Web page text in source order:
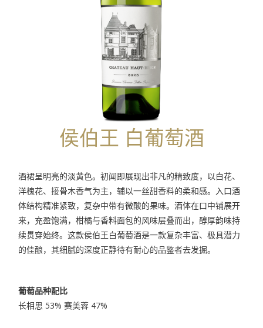
侯伯王 白葡萄酒
酒裙呈明亮的淡黄色。初闻即展现出非凡的精致度，以白花、
洋槐花、接骨木香气为主，辅以一丝甜香料的柔和感。入口酒
体结构精准紧致，复杂中带有微酸的果味。酒体在口中铺展开
来，充盈饱满，柑橘与香料面包的风味层叠而出，醇厚韵味持
续贯穿始终。这款侯伯王白葡萄酒是一款复杂丰富、极具潜力
的佳酿，其细腻的深度正静待有耐心的品鉴者去发掘。
葡萄品种配比
长相思 53% 赛美蓉 47%